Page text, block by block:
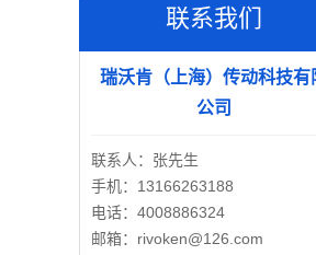
联系我们
瑞沃肯（上海）传动科技有
公司
联系人：张先生
手机：13166263188
电话：4008886324
邮箱：rivoken@126.com